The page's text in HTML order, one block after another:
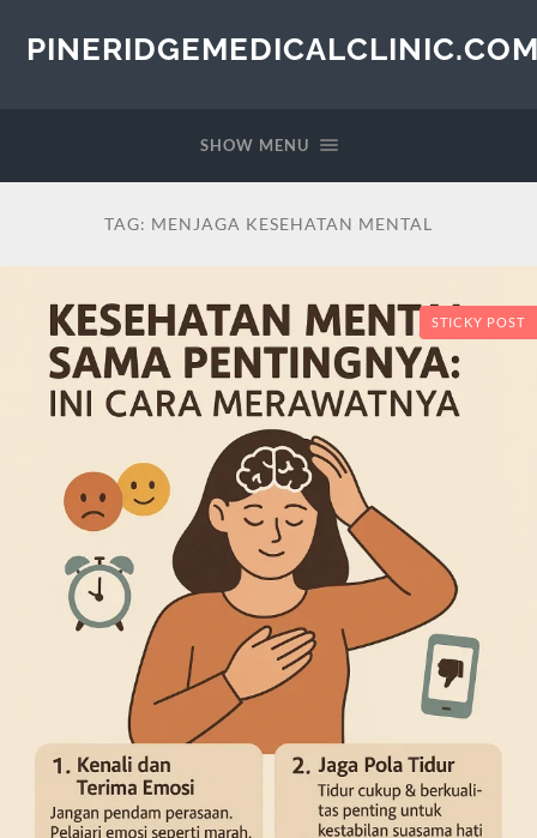
SHOW MENU
TAG: MENJAGA KESEHATAN MENTAL
STICKY POST